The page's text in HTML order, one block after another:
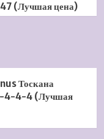
(Лучшая цена)
Тоскана
4-4 (Лучшая